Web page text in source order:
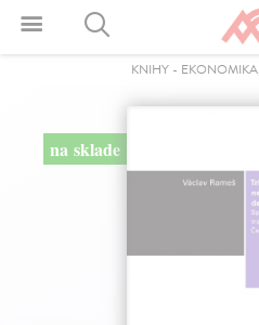
KNIHY -
na sklade